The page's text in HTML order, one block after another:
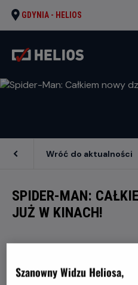
GDYNIA - HELIOS
SPIDER-MAN:
JUŻ W KINACH!
Wróć do aktualności
osobistej walce i kup bilet
Szanowny Widzu Heliosa,